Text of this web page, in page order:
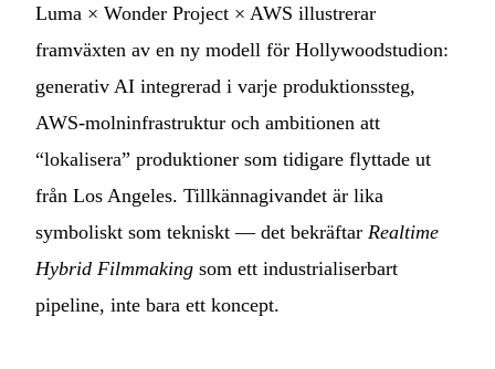
Luma × Wonder Project × AWS illustrerar
framväxten av en ny modell för Hollywoodstudion:
generativ AI integrerad i varje produktionssteg,
AWS-molninfrastruktur och ambitionen att
“lokalisera” produktioner som tidigare flyttade ut
från Los Angeles. Tillkännagivandet är lika
symboliskt som tekniskt — det bekräftar Realtime
Hybrid Filmmaking som ett industrialiserbart
pipeline, inte bara ett koncept.